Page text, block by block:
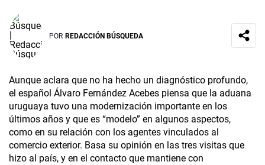
POR REDACCIÓN BÚSQUEDA
Aunque aclara que no ha hecho un diagnóstico profundo,
el español Álvaro Fernández Acebes piensa que la aduana
uruguaya tuvo una modernización importante en los
últimos años y que es “modelo” en algunos aspectos,
como en su relación con los agentes vinculados al
comercio exterior. Basa su opinión en las tres visitas que
hizo al país, y en el contacto que mantiene con